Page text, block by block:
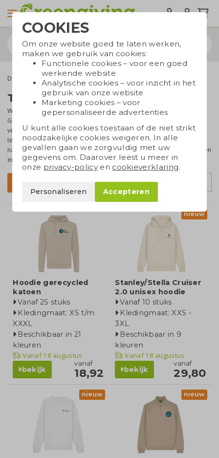
Duurzame kleding Truien
Truien bedrukken
Wil je bedrukte truien, sweaters of hoodies voor je bedrijf? Bij
Greengiving vind je diverse dames- en herentruien, verkrijgbaar in
veel verschillende kleuren. Je kunt ze laten bedrukken met je logo,
tekst of zelfs persoonsnamen. Een gepersonaliseerde trui is
natuurlijk helemaal leuk! De truien zijn gemaakt van organisch katoen
en gerecycled polyester en zijn vaak ook Fairtrade gecertificeerd.
Sorteer op
Hoodie gerecycled
katoen
Vanaf 25 stuks
Kledingmaat: XS t/m
XXXL
Beschikbaar in 21
kleuren
Vanaf18 augustus
bekijk
vanaf
18,92
nieuw
Stanley/Stella Cruiser
2.0 unisex hoodie
Vanaf 10 stuks
Kledingmaat: XXS -
3XL
Beschikbaar in 9
kleuren
Vanaf18 augustus
bekijk
vanaf
29,80
nieuw nieuw
COOKIES
Om onze website goed te laten werken,
maken we gebruik van cookies:
Functionele cookies – voor een goed
werkende website
Analytische cookies – voor inzicht in het
gebruik van onze website
Marketing cookies – voor
gepersonaliseerde advertenties
U kunt alle cookies toestaan of de niet strikt
noodzakelijke cookies weigeren. In alle
gevallen gaan we zorgvuldig met uw
gegevens om. Daarover leest u meer in
onze privacy-policyen cookieverklaring.
Personaliseren Accepteren